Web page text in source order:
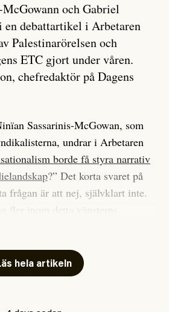
och Gabriel
debattartikel i Arbetaren
Palestinarörelsen och
ETC gjort under våren.
chefredaktör på Dagens
Sassarinis-McGowan, som
undrar i Arbetaren
borde få styra narrativ
?” Det korta svaret på
frågan är att nej, självklart inte.
fler inom detta vänsterns
sig till många snarare än att
Det har i alla fall fungerat för
hela artikeln